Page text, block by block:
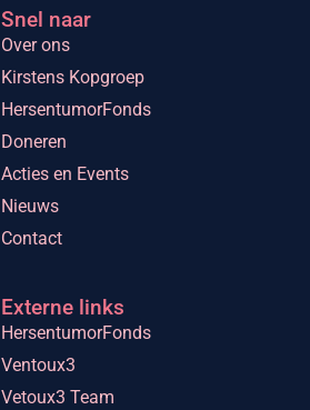
Snel naar
Over ons
Kirstens Kopgroep
HersentumorFonds
Doneren
Acties en Events
Nieuws
Contact
Externe links
HersentumorFonds
Ventoux3
Vetoux3 Team